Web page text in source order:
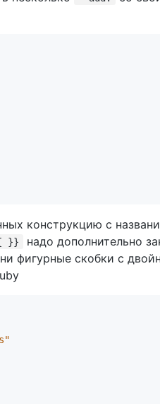
конструкцию с
}}
надо дополнительно
фигурные скобки с